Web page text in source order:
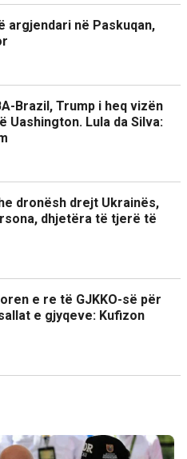
argjendari në Paskuqan,
Brazil, Trump i heq vizën
Uashington. Lula da Silva:
dronësh drejt Ukrainës,
dhjetëra të tjerë të
e re të GJKKO-së për
e gjyqeve: Kufizon